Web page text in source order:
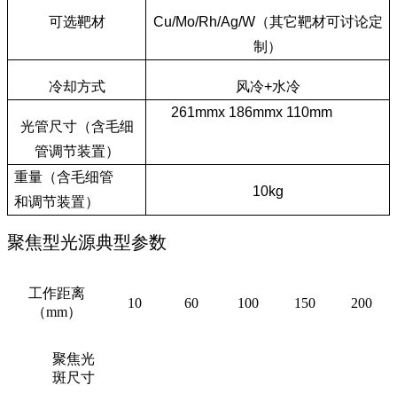
可选靶材
Cu/Mo/Rh/Ag/W（其它靶材可讨论定
制）
冷却方式 风冷+水冷
光管尺寸（含毛细
管调节装置）
261mmx 186mmx 110mm
重量（含毛细管
和调节装置）
10kg
聚焦型光源典型参数
工作距离
（mm）
10 60 100 150 200
聚焦光
斑尺寸